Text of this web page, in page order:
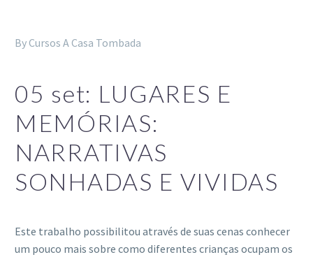
By Cursos A Casa Tombada
05 set: LUGARES E
MEMÓRIAS:
NARRATIVAS
SONHADAS E VIVIDAS
Este trabalho possibilitou através de suas cenas conhecer
um pouco mais sobre como diferentes crianças ocupam os